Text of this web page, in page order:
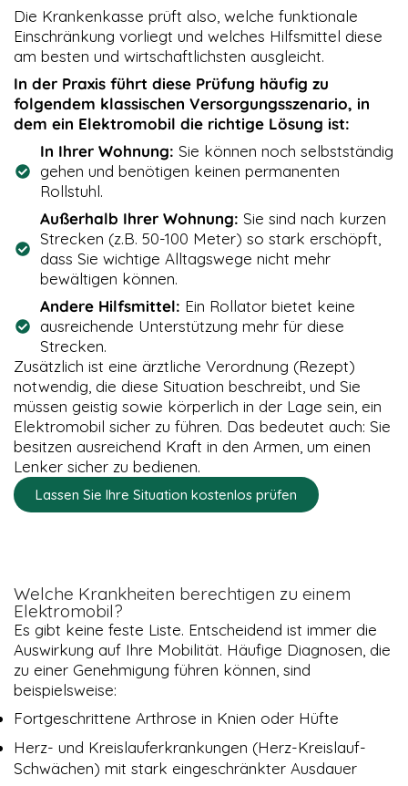
Die Krankenkasse prüft also, welche funktionale
Einschränkung vorliegt und welches Hilfsmittel diese
am besten und wirtschaftlichsten ausgleicht.
In der Praxis führt diese Prüfung häufig zu
folgendem klassischen Versorgungsszenario, in
dem ein Elektromobil die richtige Lösung ist:
In Ihrer Wohnung: Sie können noch selbstständig
gehen und benötigen keinen permanenten
Rollstuhl.
Außerhalb Ihrer Wohnung: Sie sind nach kurzen
Strecken (z.B. 50-100 Meter) so stark erschöpft,
dass Sie wichtige Alltagswege nicht mehr
bewältigen können.
Andere Hilfsmittel: Ein Rollator bietet keine
ausreichende Unterstützung mehr für diese
Strecken.
Zusätzlich ist eine ärztliche Verordnung (Rezept)
notwendig, die diese Situation beschreibt, und Sie
müssen geistig sowie körperlich in der Lage sein, ein
Elektromobil sicher zu führen. Das bedeutet auch: Sie
besitzen ausreichend Kraft in den Armen, um einen
Lenker sicher zu bedienen.
Lassen Sie Ihre Situation kostenlos prüfen
Welche Krankheiten berechtigen zu einem
Elektromobil?
Es gibt keine feste Liste. Entscheidend ist immer die
Auswirkung auf Ihre Mobilität. Häufige Diagnosen, die
zu einer Genehmigung führen können, sind
beispielsweise:
Fortgeschrittene Arthrose in Knien oder Hüfte
Herz- und Kreislauferkrankungen (Herz-Kreislauf-
Schwächen) mit stark eingeschränkter Ausdauer